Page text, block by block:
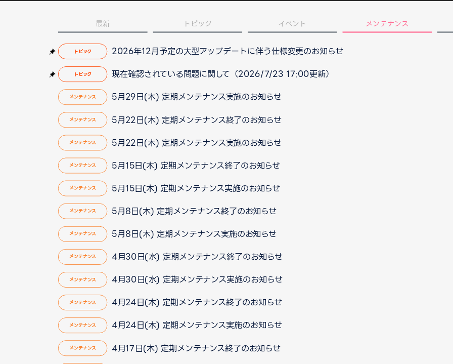
最新 トピック イベント メンテナンス
トピック 2026年12月予定の大型アップデートに伴う仕様変更のお知らせ
トピック 現在確認されている問題に関して（2026/7/23 17:00更新）
メンテナンス 5月29日(木) 定期メンテナンス実施のお知らせ
メンテナンス 5月22日(木) 定期メンテナンス終了のお知らせ
メンテナンス 5月22日(木) 定期メンテナンス実施のお知らせ
メンテナンス 5月15日(木) 定期メンテナンス終了のお知らせ
メンテナンス 5月15日(木) 定期メンテナンス実施のお知らせ
メンテナンス 5月8日(木) 定期メンテナンス終了のお知らせ
メンテナンス 5月8日(木) 定期メンテナンス実施のお知らせ
メンテナンス 4月30日(水) 定期メンテナンス終了のお知らせ
メンテナンス 4月30日(水) 定期メンテナンス実施のお知らせ
メンテナンス 4月24日(木) 定期メンテナンス終了のお知らせ
メンテナンス 4月24日(木) 定期メンテナンス実施のお知らせ
メンテナンス 4月17日(木) 定期メンテナンス終了のお知らせ